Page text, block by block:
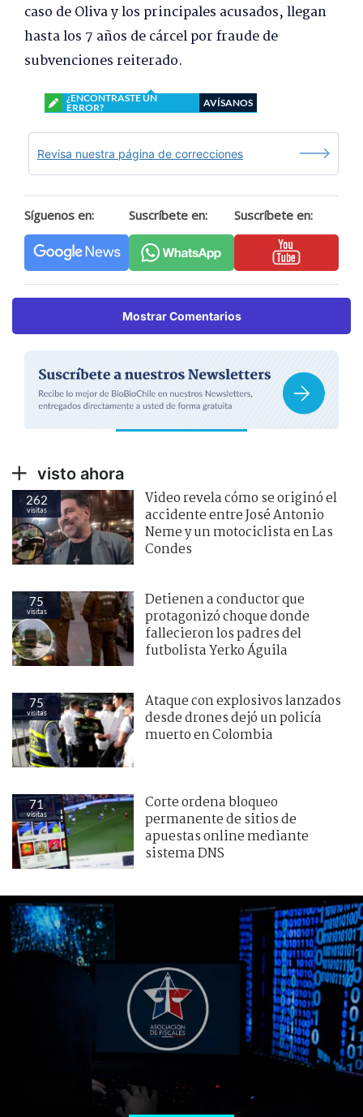
caso de Oliva y los principales acusados, llegan
hasta los 7 años de cárcel por fraude de
subvenciones reiterado.
¿ENCONTRASTE UN
ERROR?
AVÍSANOS
Revisa nuestra página de correcciones
Síguenos en: Suscríbete en: Suscríbete en:
Mostrar Comentarios
visto ahora
262
visitas
Video revela cómo se originó el
accidente entre José Antonio
Neme y un motociclista en Las
Condes
75
visitas
Detienen a conductor que
protagonizó choque donde
fallecieron los padres del
futbolista Yerko Águila
75
visitas
Ataque con explosivos lanzados
desde drones dejó un policía
muerto en Colombia
71
visitas
Corte ordena bloqueo
permanente de sitios de
apuestas online mediante
sistema DNS